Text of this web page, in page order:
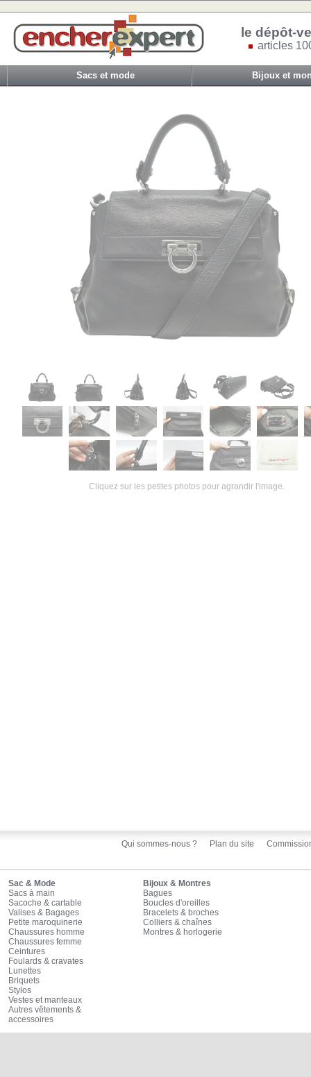
le dépôt-
articles
Sacs et mode Bijoux et
Cliquez sur les petites photos pour agrandir l'image.
Qui sommes-nous ? Plan du site
Sac & Mode
Sacs à main
Sacoche & cartable
Valises & Bagages
Petite maroquinerie
Chaussures homme
Chaussures femme
Ceintures
Foulards & cravates
Lunettes
Briquets
Stylos
Vestes et manteaux
Autres vêtements &
accessoires
Bijoux & Montres
Bagues
Boucles d'oreilles
Bracelets & broches
Colliers & chaînes
Montres & horlogerie